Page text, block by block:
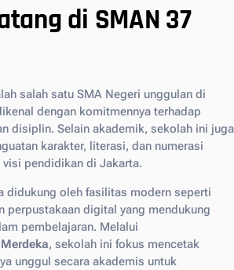
di SMAN 37
salah satu SMA Negeri unggulan di
dengan komitmennya terhadap
disiplin. Selain akademik, sekolah ini juga
karakter, literasi, dan numerasi
pendidikan di Jakarta.
didukung oleh fasilitas modern seperti
perpustakaan digital yang mendukung
pembelajaran. Melalui
, sekolah ini fokus mencetak
unggul secara akademis untuk